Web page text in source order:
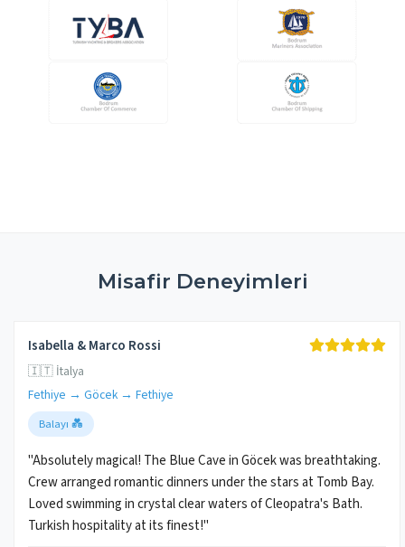
Misafir Deneyimleri
Isabella & Marco Rossi
🇮🇹 İtalya
Fethiye → Göcek → Fethiye
Balayı 💑
"Absolutely magical! The Blue Cave in Göcek was breathtaking.
Crew arranged romantic dinners under the stars at Tomb Bay.
Loved swimming in crystal clear waters of Cleopatra's Bath.
Turkish hospitality at its finest!"